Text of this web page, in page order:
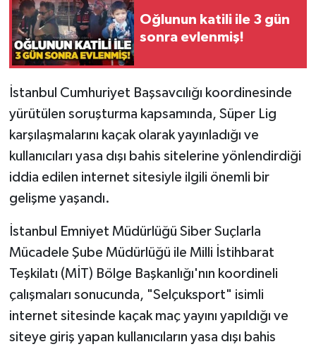
Oğlunun katili ile 3 gün
sonra evlenmiş!
İstanbul Cumhuriyet Başsavcılığı koordinesinde
yürütülen soruşturma kapsamında, Süper Lig
karşılaşmalarını kaçak olarak yayınladığı ve
kullanıcıları yasa dışı bahis sitelerine yönlendirdiği
iddia edilen internet sitesiyle ilgili önemli bir
gelişme yaşandı.
İstanbul Emniyet Müdürlüğü Siber Suçlarla
Mücadele Şube Müdürlüğü ile Milli İstihbarat
Teşkilatı (MİT) Bölge Başkanlığı'nın koordineli
çalışmaları sonucunda, "Selçuksport" isimli
internet sitesinde kaçak maç yayını yapıldığı ve
siteye giriş yapan kullanıcıların yasa dışı bahis
Gökçebey
GÜNDEM
Kilimli
Kültür - Sanat
Politika
Resmi İlan
Röportaj